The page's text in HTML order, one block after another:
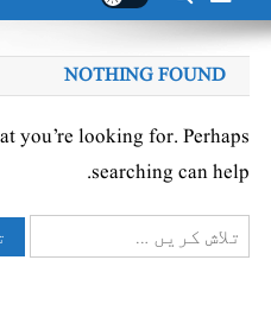
NOTHING FOUND
you’re looking for. Perhaps
searching can help.
تلاش
کریں